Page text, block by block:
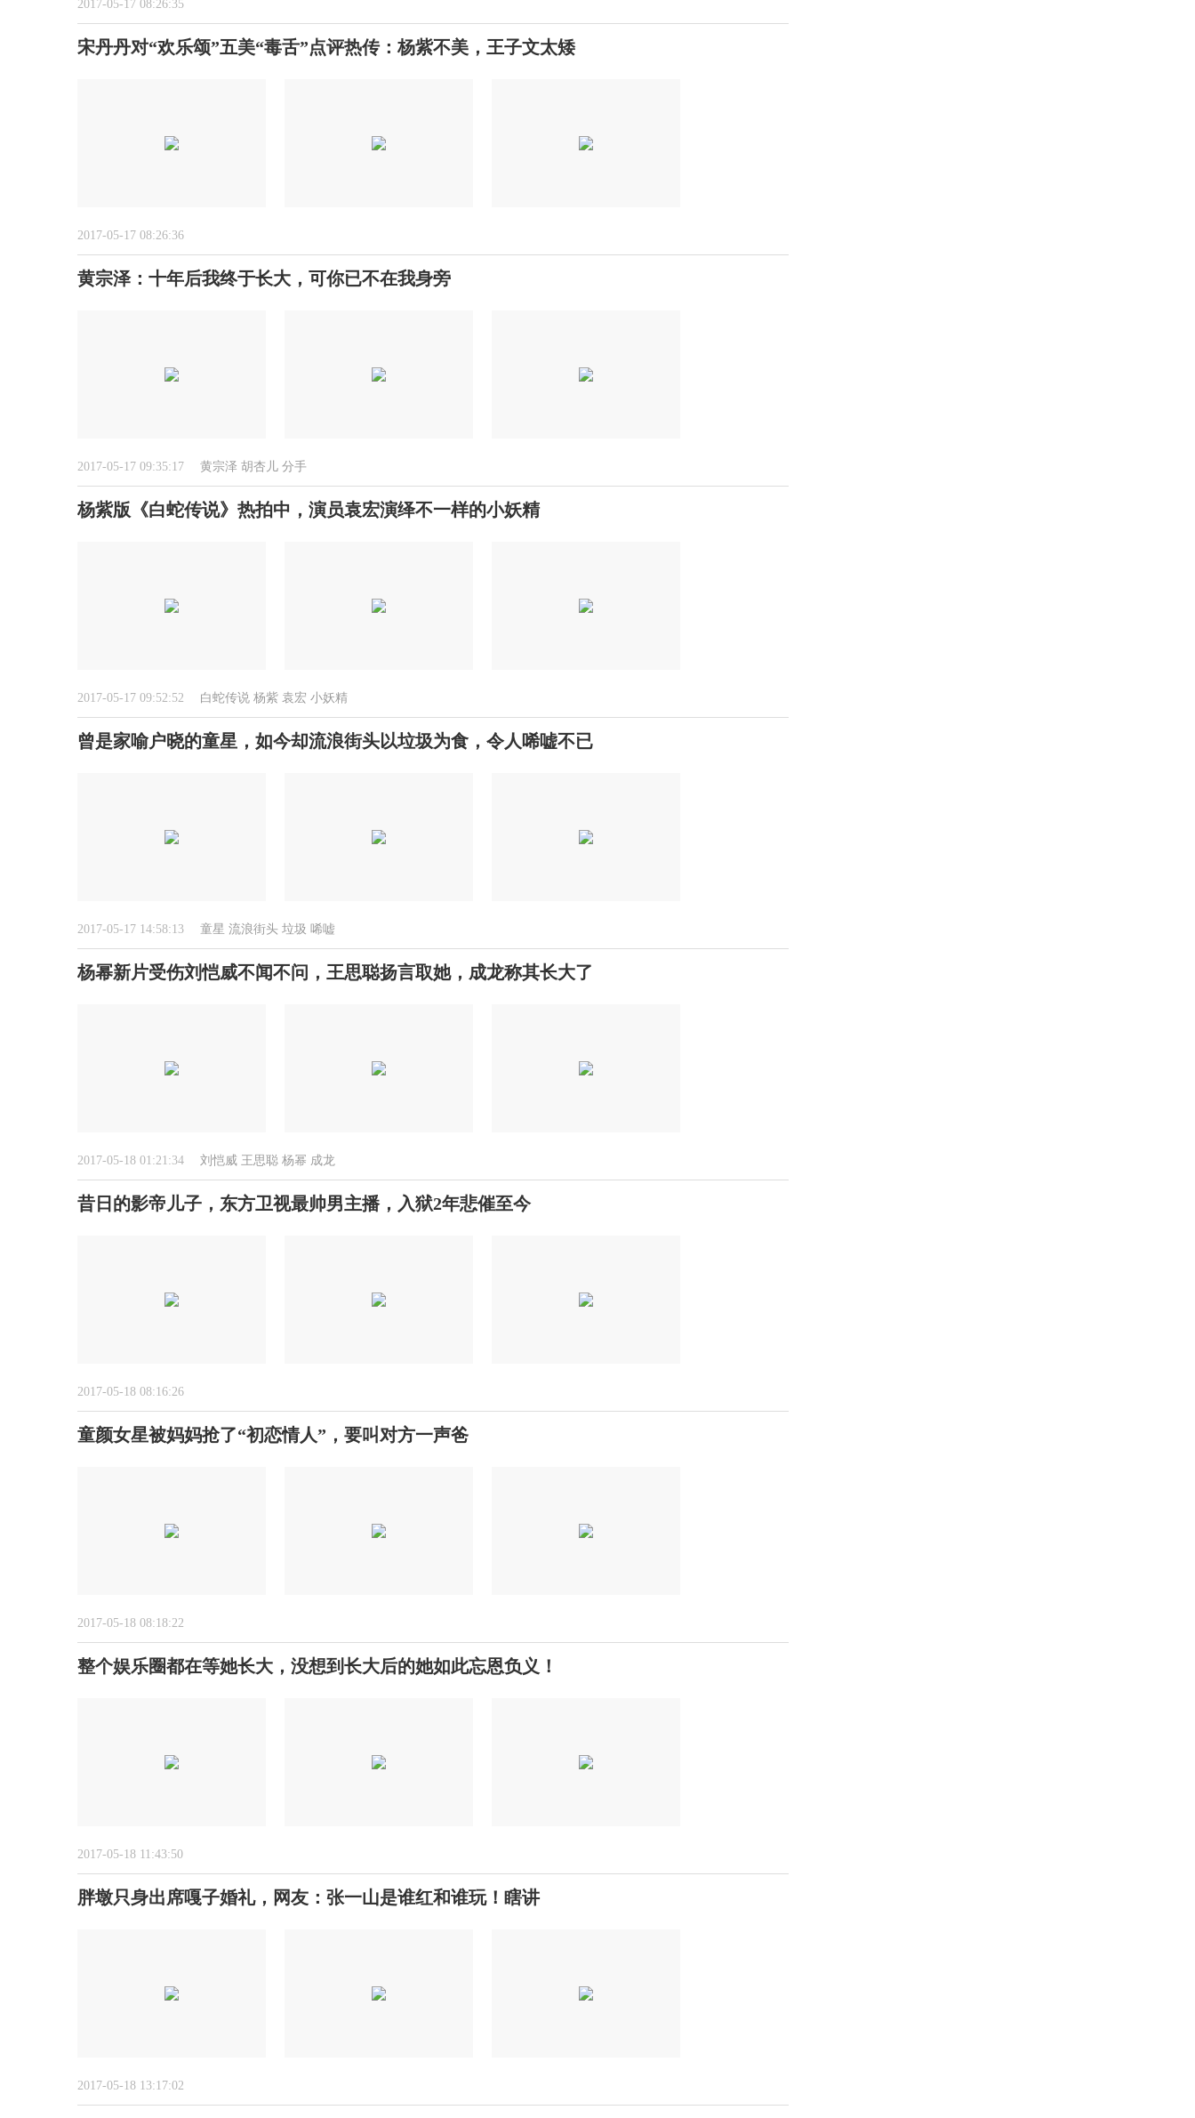
2017-05-17 08:26:35
宋丹丹对“欢乐颂”五美“毒舌”点评热传：杨紫不美，王子文太矮
2017-05-17 08:26:36
黄宗泽：十年后我终于长大，可你已不在我身旁
2017-05-17 09:35:17 黄宗泽 胡杏儿 分手
杨紫版《白蛇传说》热拍中，演员袁宏演绎不一样的小妖精
2017-05-17 09:52:52 白蛇传说 杨紫 袁宏 小妖精
曾是家喻户晓的童星，如今却流浪街头以垃圾为食，令人唏嘘不已
2017-05-17 14:58:13 童星 流浪街头 垃圾 唏嘘
杨幂新片受伤刘恺威不闻不问，王思聪扬言取她，成龙称其长大了
2017-05-18 01:21:34 刘恺威 王思聪 杨幂 成龙
昔日的影帝儿子，东方卫视最帅男主播，入狱2年悲催至今
2017-05-18 08:16:26
童颜女星被妈妈抢了“初恋情人”，要叫对方一声爸
2017-05-18 08:18:22
整个娱乐圈都在等她长大，没想到长大后的她如此忘恩负义！
2017-05-18 11:43:50
胖墩只身出席嘎子婚礼，网友：张一山是谁红和谁玩！瞎讲
2017-05-18 13:17:02